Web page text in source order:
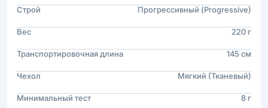
Строй Прогрессивный (Progressive)
Вес 220 г
Транспортировочная длина 145 см
Чехол Мягкий (Тканевый)
Минимальный тест 8 г